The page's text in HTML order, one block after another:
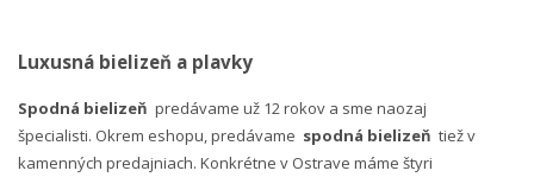
Luxusná bielizeň a plavky
Spodná bielizeň predávame už 12 rokov a sme naozaj
špecialisti. Okrem eshopu, predávame spodná bielizeň tiež v
kamenných predajniach. Konkrétne v Ostrave máme štyri